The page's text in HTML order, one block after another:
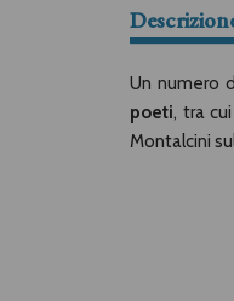
Un numero
poeti, tra
Montalcini